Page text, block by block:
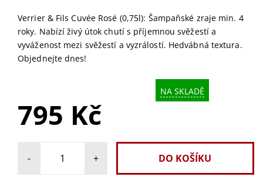
Verrier & Fils Cuvée Rosé (0,75l): Šampaňské zraje min. 4
roky. Nabízí živý útok chutí s příjemnou svěžestí a
vyváženost mezi svěžestí a vyzrálostí. Hedvábná textura.
Objednejte dnes!
NA SKLADĚ
795 Kč
- +